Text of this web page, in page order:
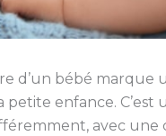
d’un bébé
petite enfance.
avec